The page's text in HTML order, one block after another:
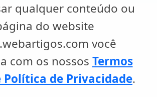
qualquer conteúdo ou
do website
você
com os nossos Termos
Política de Privacidade.